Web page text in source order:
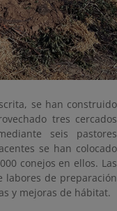
se han construido
tres cercados
seis pastores
se han colocado
conejos en ellos. Las
labores de preparación
y mejoras de hábitat.